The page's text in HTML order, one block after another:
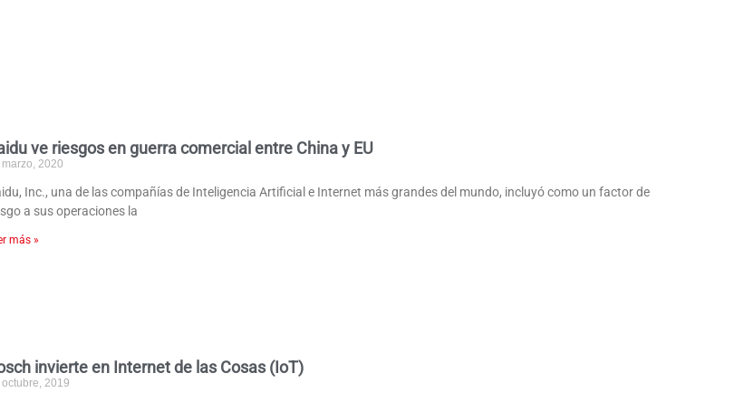
ve riesgos en guerra comercial entre China y EU
marzo, 2020
Inc., una de las compañías de Inteligencia Artificial e Internet más grandes del mundo, incluyó como un factor de
a sus operaciones la
más »
invierte en Internet de las Cosas (IoT)
octubre, 2019